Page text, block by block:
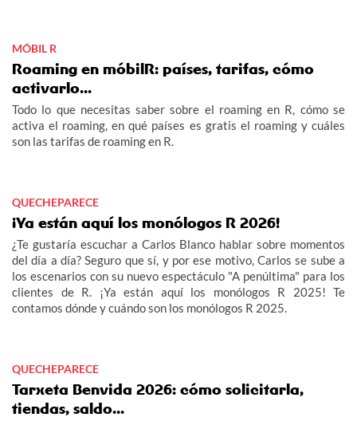
MÓBIL R
Roaming en móbilR: países, tarifas, cómo
activarlo...
Todo lo que necesitas saber sobre el roaming en R, cómo se
activa el roaming, en qué países es gratis el roaming y cuáles
son las tarifas de roaming en R.
QUECHEPARECE
¡Ya están aquí los monólogos R 2026!
¿Te gustaría escuchar a Carlos Blanco hablar sobre momentos
del día a día? Seguro que sí, y por ese motivo, Carlos se sube a
los escenarios con su nuevo espectáculo "A penúltima" para los
clientes de R. ¡Ya están aquí los monólogos R 2025! Te
contamos dónde y cuándo son los monólogos R 2025.
QUECHEPARECE
Tarxeta Benvida 2026: cómo solicitarla,
tiendas, saldo...